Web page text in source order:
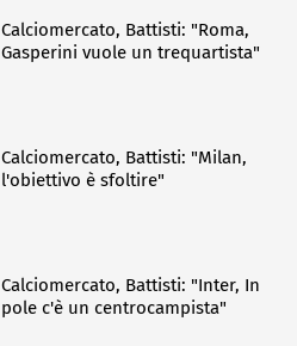
Calciomercato, Battisti: "Roma,
Gasperini vuole un trequartista"
Calciomercato, Battisti: "Milan,
l'obiettivo è sfoltire"
Calciomercato, Battisti: "Inter, In
pole c'è un centrocampista"